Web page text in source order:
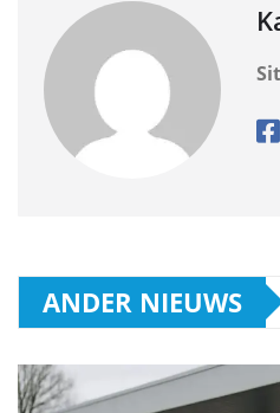
ANDER NIEUWS